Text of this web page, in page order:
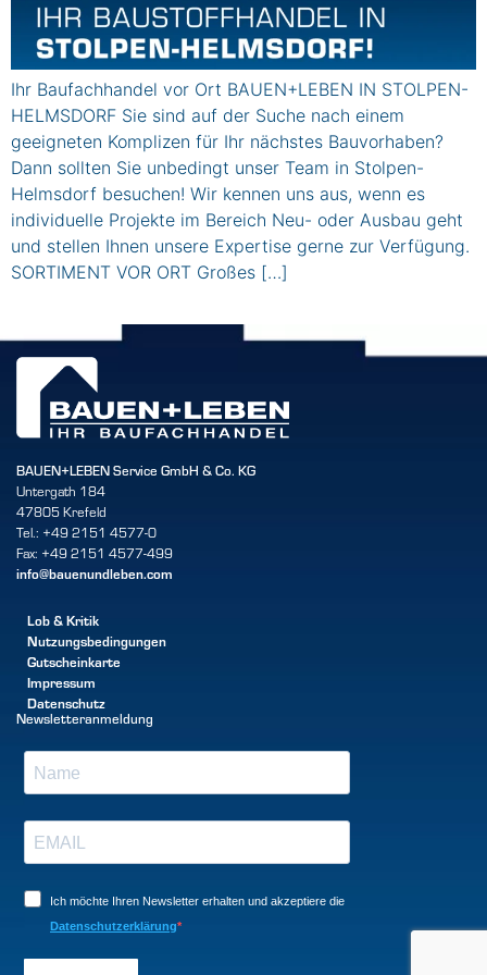
Ihr Baufachhandel vor Ort BAUEN+LEBEN IN STOLPEN-
HELMSDORF Sie sind auf der Suche nach einem
geeigneten Komplizen für Ihr nächstes Bauvorhaben?
Dann sollten Sie unbedingt unser Team in Stolpen-
Helmsdorf besuchen! Wir kennen uns aus, wenn es
individuelle Projekte im Bereich Neu- oder Ausbau geht
und stellen Ihnen unsere Expertise gerne zur Verfügung.
SORTIMENT VOR ORT Großes […]
BAUEN+LEBEN Service GmbH & Co. KG
Untergath 184
47805 Krefeld
Tel.: +49 2151 4577-0
Fax: +49 2151 4577-499
info@bauenundleben.com
Lob & Kritik
Nutzungsbedingungen
Gutscheinkarte
Impressum
Datenschutz
Newsletteranmeldung
Ich möchte Ihren Newsletter erhalten und akzeptiere die
Datenschutzerklärung